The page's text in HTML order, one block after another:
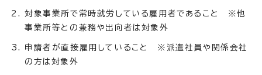
対象事業所で常時就労している雇用者であること ※他
事業所等との兼務や出向者は対象外
申請者が直接雇用していること ※派遣社員や関係会社
の方は対象外